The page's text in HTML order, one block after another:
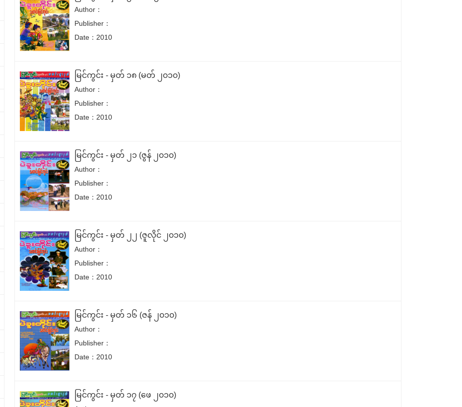
Author：
Publisher：
Date：2010
မြင်ကွင်း - မှတ် ၁၈ (မတ် ၂၀၁၀)
Author：
Publisher：
Date：2010
မြင်ကွင်း - မှတ် ၂၁ (ဇွန် ၂၀၁၀)
Author：
Publisher：
Date：2010
မြင်ကွင်း - မှတ် ၂၂ (ဇူလိုင် ၂၀၁၀)
Author：
Publisher：
Date：2010
မြင်ကွင်း - မှတ် ၁၆ (ဇန် ၂၀၁၀)
Author：
Publisher：
Date：2010
မြင်ကွင်း - မှတ် ၁၇ (ဖေ ၂၀၁၀)